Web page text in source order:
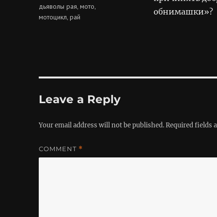
обнимашки»?
дьяволы рая,мото,
мотоцикл,рай
Leave a Reply
Your email address will not be published.Required fields
COMMENT *